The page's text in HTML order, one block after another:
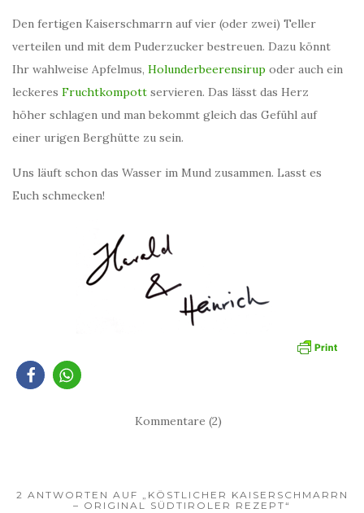
Den fertigen Kaiserschmarrn auf vier (oder zwei) Teller
verteilen und mit dem Puderzucker bestreuen. Dazu könnt
Ihr wahlweise Apfelmus, Holunderbeerensirup oder auch ein
leckeres Fruchtkompott servieren. Das lässt das Herz
höher schlagen und man bekommt gleich das Gefühl auf
einer urigen Berghütte zu sein.
Uns läuft schon das Wasser im Mund zusammen. Lasst es
Euch schmecken!
Kommentare (2)
2 ANTWORTEN AUF „KÖSTLICHER KAISERSCHMARRN
– ORIGINAL SÜDTIROLER REZEPT“